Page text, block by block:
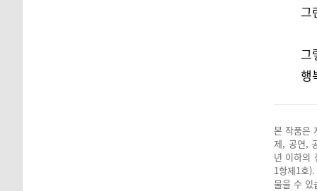
그
그
행
본 작품은
제, 공연,
년 이하의
1항제1호
물을 수 있